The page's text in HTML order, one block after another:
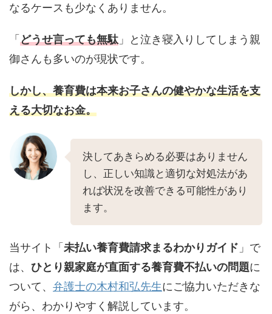
なるケースも少なくありません。
「 どうせ言っても無駄 」と泣き寝入りしてしまう親
御さんも多いのが現状です。
しかし、養育費は本来お子さんの健やかな生活を支
える大切なお金。
決してあきらめる必要はありません
し、正しい知識と適切な対処法があ
れば状況を改善できる可能性があり
ます。
当サイト「 未払い養育費請求まるわかりガイド 」で
は、 ひとり親家庭が直面する養育費不払いの問題に
ついて、 弁護士の木村和弘先生にご協力いただきな
がら、わかりやすく解説しています。